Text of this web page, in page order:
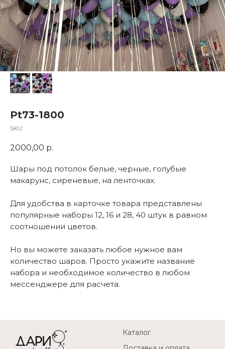
Pt73-1800
SKU:
2000,00 р.
Шары под потолок белые, черные, голубые
макарунс, сиреневые, на ленточках.
Для удобства в карточке товара представлены
популярные наборы 12, 16 и 28, 40 штук в равном
соотношении цветов.
Но вы можете заказать любое нужное вам
количество шаров. Просто укажите название
набора и необходимое количество в любом
мессенджере для расчета.
Каталог